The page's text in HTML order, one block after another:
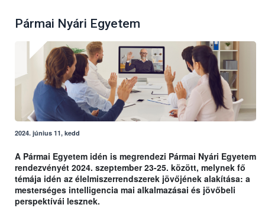
Pármai Nyári Egyetem
2024. június 11, kedd
A Pármai Egyetem idén is megrendezi Pármai Nyári Egyetem
rendezvényét 2024. szeptember 23-25. között, melynek fő
témája idén az élelmiszerrendszerek jövőjének alakítása: a
mesterséges intelligencia mai alkalmazásai és jövőbeli
perspektívái lesznek.